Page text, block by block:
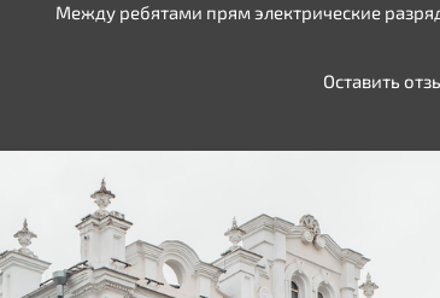
Между ребятами прям электрические
Оставить